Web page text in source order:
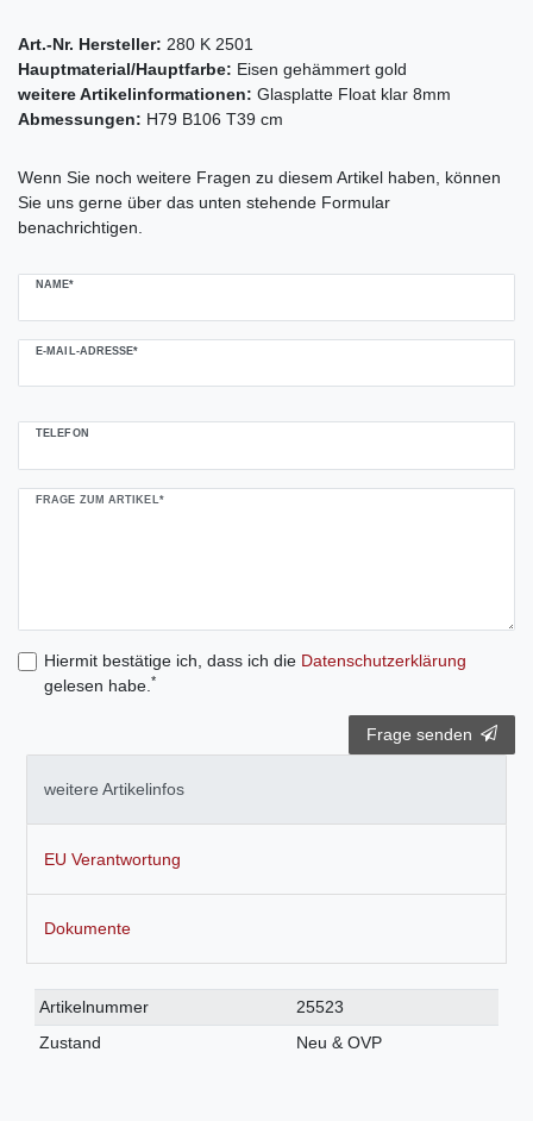
Art.-Nr. Hersteller: 280 K 2501
Hauptmaterial/Hauptfarbe: Eisen gehämmert gold
weitere Artikelinformationen: Glasplatte Float klar 8mm
Abmessungen: H79 B106 T39 cm
Wenn Sie noch weitere Fragen zu diesem Artikel haben, können
Sie uns gerne über das unten stehende Formular
benachrichtigen.
NAME*
E-MAIL-ADRESSE*
TELEFON
FRAGE ZUM ARTIKEL*
Hiermit bestätige ich, dass ich die Daten­schutz­erklärung
gelesen habe. *
Frage senden
weitere Artikelinfos
EU Verantwortung
Dokumente
Technisches
Merkmal
Wert
Artikelnummer
25523
Zustand
Neu & OVP